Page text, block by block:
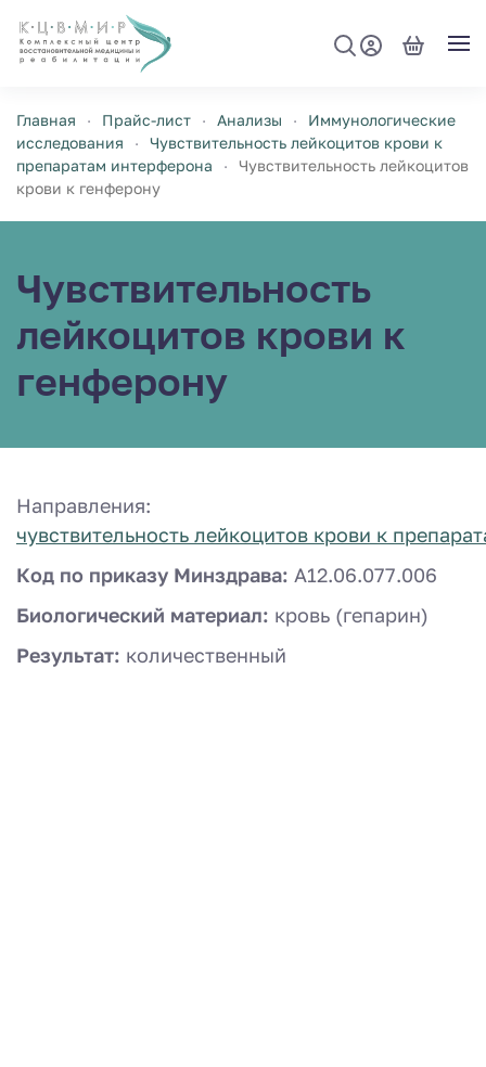
Перейти к содержимому
Главная Прайс-лист Анализы
Иммунологические
исследования
Чувствительность лейкоцитов крови к
препаратам интерферона
Чувствительность лейкоцитов
крови к генферону
Чувствительность
лейкоцитов крови к
генферону
Направления:
чувствительность лейкоцитов крови к
Код по приказу Минздрава: A12.06.077.006
Биологический материал: кровь (гепарин)
Результат: количественный